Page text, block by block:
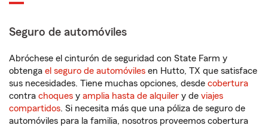
Seguro de automóviles
Abróchese el cinturón de seguridad con State Farm y
obtenga el seguro de automóviles en Hutto, TX que satisface
sus necesidades. Tiene muchas opciones, desde cobertura
contra choques y amplia hasta de alquiler y de viajes
compartidos. Si necesita más que una póliza de seguro de
automóviles para la familia, nosotros proveemos cobertura